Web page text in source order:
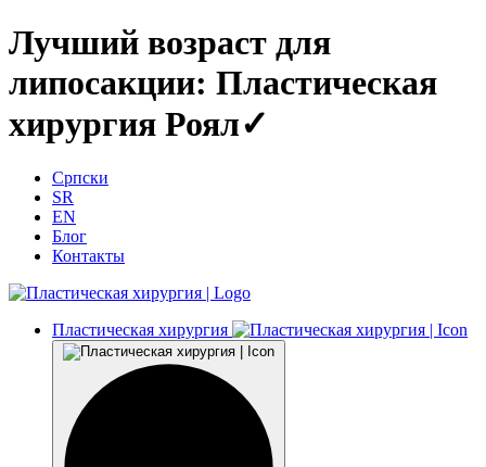
Лучший возраст для
липосакции: Пластическая
хирургия Роял✓
Српски
SR
EN
Блог
Контакты
Пластическая хирургия